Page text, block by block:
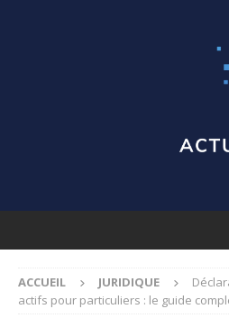
ACCUEIL JURIDIQUE
actifs pour particuliers : le guide